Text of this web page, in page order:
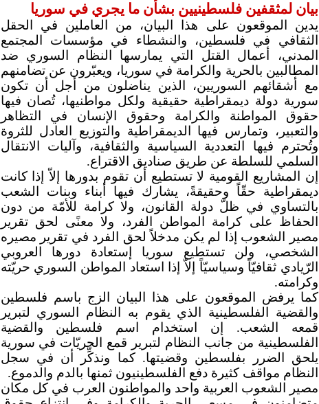
بيان لمثقفين فلسطينيين بشأن ما يجري في سوريا
يدين الموقعون على هذا البيان، من العاملين في الحقل
الثقافي في فلسطين، والنشطاء في مؤسسات المجتمع
المدني، أعمال القتل التي يمارسها النظام السوري ضد
المطالبين بالحرية والكرامة في سوريا، ويعبّرون عن تضامنهم
مع أشقائهم السوريين، الذين يناضلون من أجل أن تكون
سورية دولة ديمقراطية حقيقية ولكل مواطنيها، تُصان فيها
حقوق المواطنة والكرامة وحقوق الإنسان في التظاهر
والتعبير، وتمارس فيها الديمقراطية والتوزيع العادل للثروة
وتُحترم فيها التعددية السياسية والثقافية، وآليات الانتقال
السلمي للسلطة عن طريق صناديق الاقتراع.
إن المشاريع القومية لا تستطيع أن تقوم بدورها إلاّ إذا كانت
ديمقراطية حقّاً وحقيقةً، يشارك فيها أبناء وبنات الشعب
بالتساوي في ظلّ دولة القانون، ولا كرامة للأمّة من دون
الحفاظ على كرامة المواطن الفرد، ولا معنًى لحق تقرير
مصير الشعوب إذا لم يكن مدخلاً لحق الفرد في تقرير مصيره
الشخصي، ولن تستطيع سوريا إستعادة دورها العروبي
الرّيادي ثقافيّاً وسياسيّاً إلاّ إذا استعاد المواطن السوري حريّته
وكرامته.
كما يرفض الموقعون على هذا البيان الزج باسم فلسطين
والقضية الفلسطينية الذي يقوم به النظام السوري لتبرير
قمعه الشعب. إن استخدام اسم فلسطين والقضية
الفلسطينية من جانب النظام لتبرير قمع الحريّات في سورية
يلحق الضرر بفلسطين وقضيتها. كما ونذكِّر أن في سجل
النظام مواقف كثيرة دفع الفلسطينيون ثمنها بالدم والدموع.
مصير الشعوب العربية واحد والمواطنون العرب في كل مكان